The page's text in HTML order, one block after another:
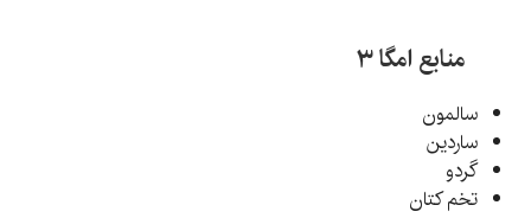
منابع امگا ۳
سالمون
ساردین
گردو
تخم کتان